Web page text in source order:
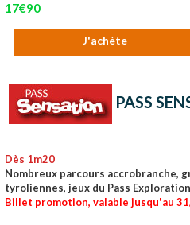
17€90
J'achète
PASS
Dès 1m20
Nombreux parcours accrobranche,
tyroliennes, jeux du Pass
Billet promotion, valable jusqu'au